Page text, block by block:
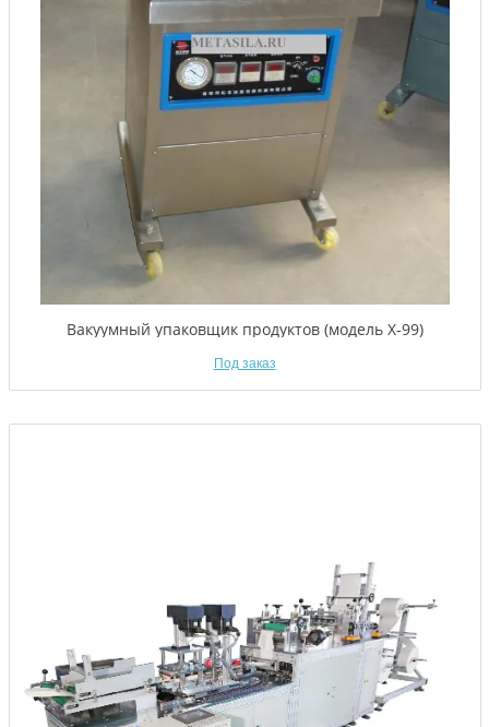
Вакуумный упаковщик продуктов (модель Х-99)
Под заказ